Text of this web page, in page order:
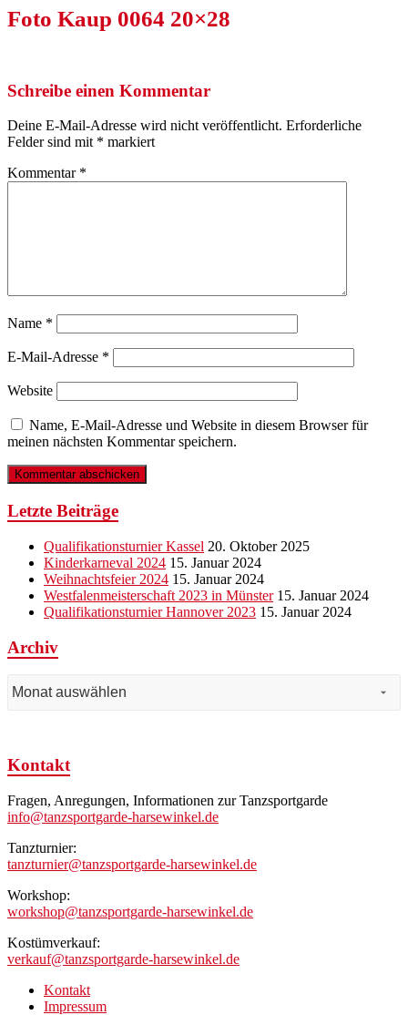
Foto Kaup 0064 20×28
Schreibe einen Kommentar
Deine E-Mail-Adresse wird nicht veröffentlicht. Erforderliche
Felder sind mit * markiert
Kommentar *
Name *
E-Mail-Adresse *
Website
Name, E-Mail-Adresse und Website in diesem Browser für
meinen nächsten Kommentar speichern.
Letzte Beiträge
Qualifikationsturnier Kassel 20. Oktober 2025
Kinderkarneval 2024 15. Januar 2024
Weihnachtsfeier 2024 15. Januar 2024
Westfalenmeisterschaft 2023 in Münster 15. Januar 2024
Qualifikationsturnier Hannover 2023 15. Januar 2024
Archiv
Kontakt
Fragen, Anregungen, Informationen zur Tanzsportgarde
info@tanzsportgarde-harsewinkel.de
Tanzturnier:
tanzturnier@tanzsportgarde-harsewinkel.de
Workshop:
workshop@tanzsportgarde-harsewinkel.de
Kostümverkauf:
verkauf@tanzsportgarde-harsewinkel.de
Kontakt
Impressum